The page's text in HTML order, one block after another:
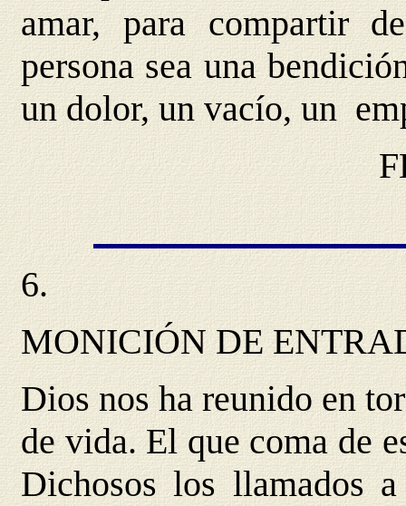
amar, para compartir
persona sea una
un dolor, un vacío, un
6.
MONICIÓN DE
Dios nos ha reunido en
de vida. El que coma de
Dichosos los llamados